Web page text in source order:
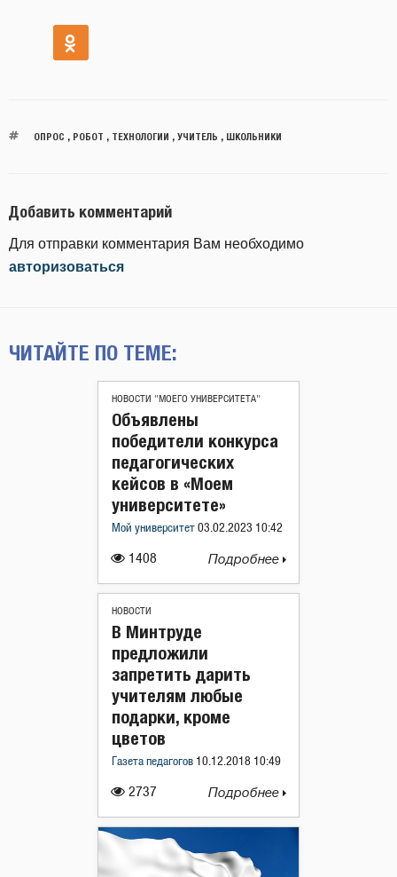
ОПРОС , РОБОТ , ТЕХНОЛОГИИ , УЧИТЕЛЬ , ШКОЛЬНИКИ
Добавить комментарий
Для отправки комментария Вам необходимо
авторизоваться
ЧИТАЙТЕ ПО ТЕМЕ:
НОВОСТИ "МОЕГО УНИВЕРСИТЕТА"
1408
Объявлены
победители конкурса
педагогических
кейсов в «Моем
университете»
Мой университет 03.02.2023 10:42
Подробнее
НОВОСТИ
2737
В Минтруде
предложили
запретить дарить
учителям любые
подарки, кроме
цветов
Газета педагогов 10.12.2018 10:49
Подробнее